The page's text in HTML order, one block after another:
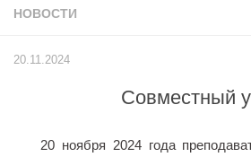
Учёный совет
Контакты РГУ СоцТех
НОВОСТИ
20.11.2024
Совместный
20 ноября 2024 года